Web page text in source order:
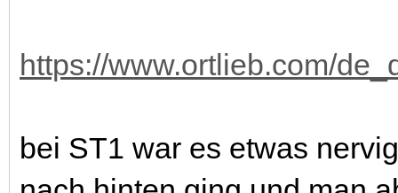
https://www.ortlieb.com/
bei ST1 war es etwas